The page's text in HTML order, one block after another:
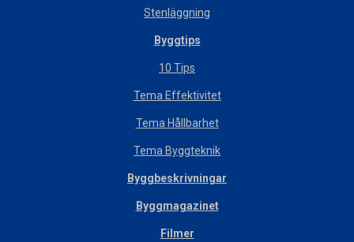
Stenläggning
Byggtips
10 Tips
Tema Effektivitet
Tema Hållbarhet
Tema Byggteknik
Byggbeskrivningar
Byggmagazinet
Filmer